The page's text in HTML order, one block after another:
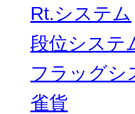
Rt.システム
段位システ
フラッグシ
雀貨